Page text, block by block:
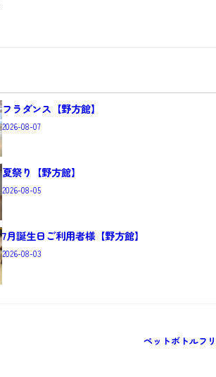
フラダンス【野方館】
2026-08-07
夏祭り【野方館】
2026-08-05
7月誕生日ご利用者様【野方館】
2026-08-03
ペットボトルフ